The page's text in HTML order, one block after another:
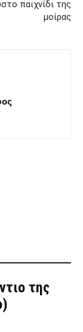
παιχνίδι της
μοίρας
της